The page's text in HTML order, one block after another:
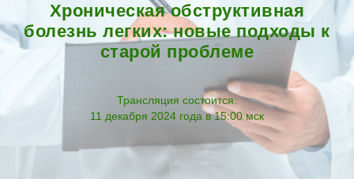
Хроническая обструктивная
болезнь легких: новые подходы к
старой проблеме
Трансляция состоится:
11 декабря 2024 года в 15:00 мск